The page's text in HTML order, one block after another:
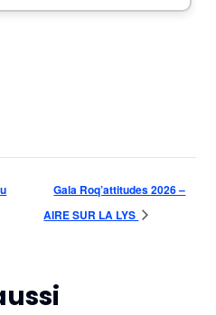
Gala Roq’attitudes 2026 –
AIRE SUR LA LYS
d'informations